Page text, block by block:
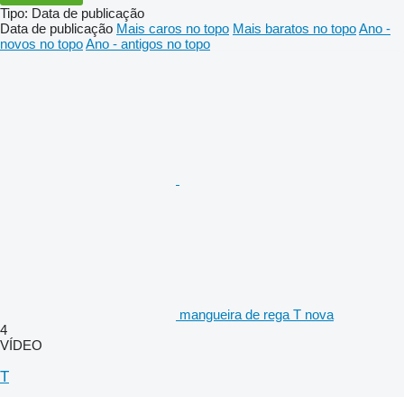
Tipo: Data de publicação
Data de publicação Mais caros no topo Mais baratos no topoAno -
novos no topoAno - antigos no topo
mangueira de rega Т nova
4
VÍDEO
T